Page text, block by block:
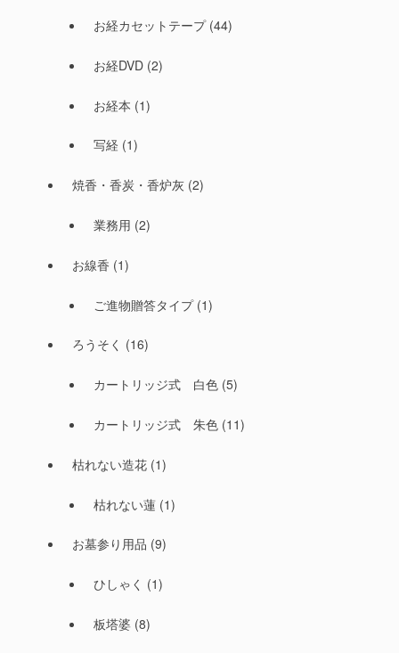
お経カセットテープ(44)
お経DVD(2)
お経本 (1)
写経 (1)
焼香・香炭・香炉灰 (2)
業務用 (2)
お線香 (1)
ご進物贈答タイプ(1)
ろうそく (16)
カートリッジ式 白色(5)
カートリッジ式 朱色(11)
枯れない造花 (1)
枯れない蓮(1)
お墓参り用品 (9)
ひしゃく (1)
板塔婆(8)